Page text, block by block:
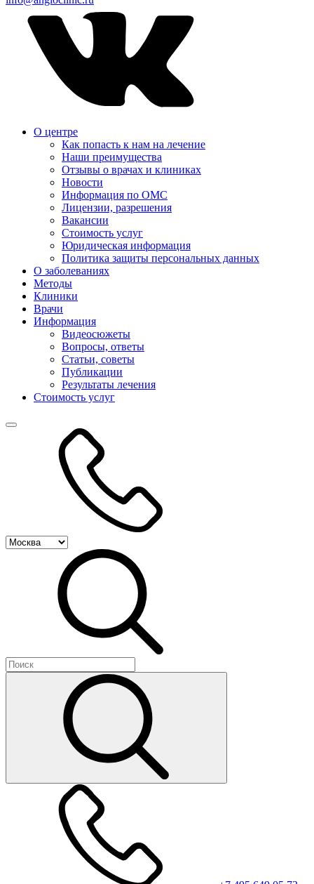
О центре
Как попасть к нам на лечение
Наши преимущества
Отзывы о врачах и клиниках
Новости
Информация по ОМС
Лицензии, разрешения
Вакансии
Стоимость услуг
Юридическая информация
Политика защиты персональных данных
О заболеваниях
Методы
Клиники
Врачи
Информация
Видеосюжеты
Вопросы, ответы
Статьи, советы
Публикации
Результаты лечения
Стоимость услуг